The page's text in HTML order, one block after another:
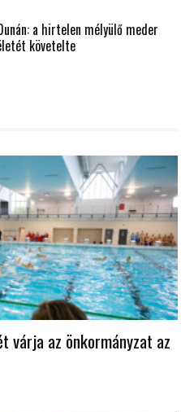
a hirtelen mélyülő meder
követelte
várja az önkormányzat az